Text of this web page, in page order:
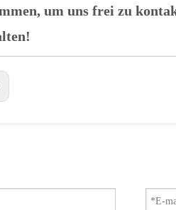
um uns frei zu